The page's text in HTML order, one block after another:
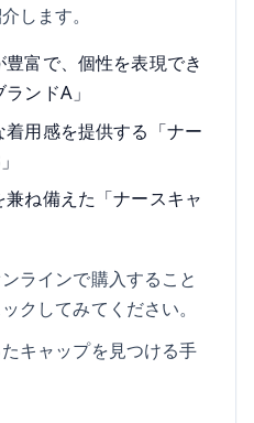
します。
富で、個性を表現でき
ンドA」
用感を提供する「ナー
ね備えた「ナースキャ
ラインで購入すること
クしてみてください。
キャップを見つける手